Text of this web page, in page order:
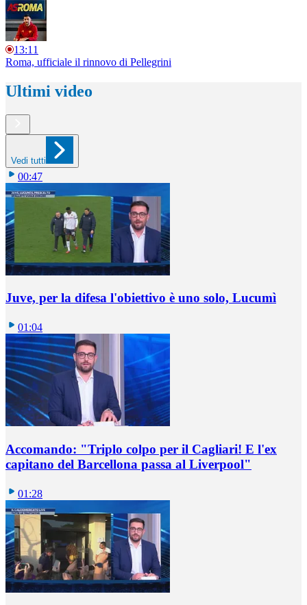
13:11
Roma, ufficiale il rinnovo di Pellegrini
Ultimi video
Vedi tutti
00:47
Juve, per la difesa l'obiettivo è uno solo, Lucumì
01:04
Accomando: "Triplo colpo per il Cagliari! E l'ex
capitano del Barcellona passa al Liverpool"
01:28